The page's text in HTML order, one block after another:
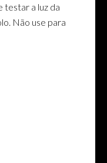
testar a luz da
Não use para